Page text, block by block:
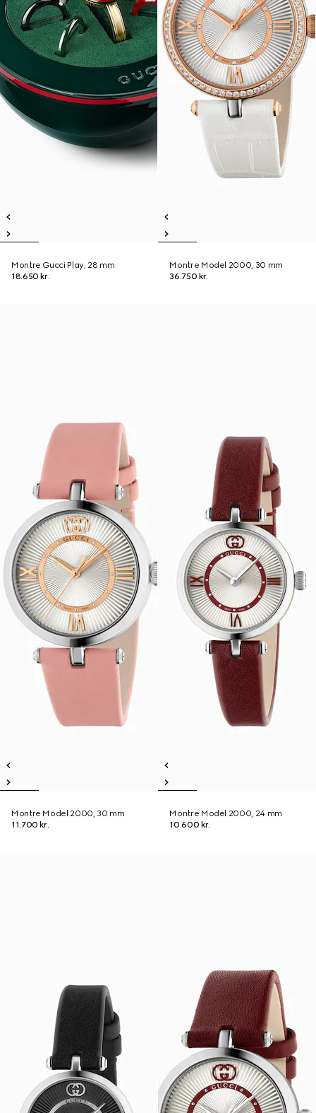
Montre Gucci Play, 28 mm
18.650 kr.
Montre Model 2000, 30 mm
36.750 kr.
Montre Model 2000, 30 mm
11.700 kr.
Montre Model 2000, 24 mm
10.600 kr.